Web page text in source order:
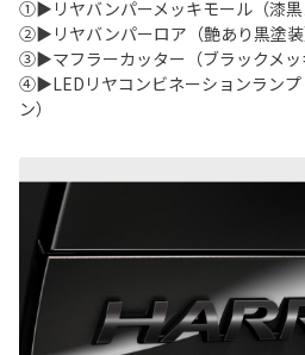
①▶リヤバンパーメッキモール（漆黒
②▶リヤバンパーロア（艶あり黒塗装
③▶マフラーカッター（ブラックメッ
④▶LEDリヤコンビネーションランプ
ン）